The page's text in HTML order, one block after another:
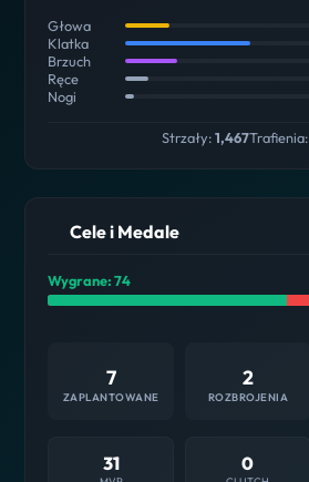
Głowa
Klatka
Brzuch
Ręce
Nogi
Strzały:1,467Trafienia:
Cele i Medale
Wygrane: 74
7
ZAPLANTOWANE
2
ROZBROJENIA
31 0